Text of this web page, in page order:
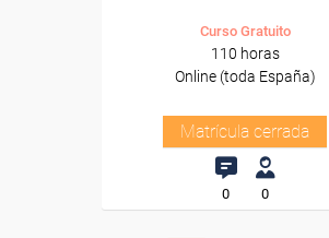
Curso Gratuito
110 horas
Online (toda España)
Matrícula cerrada
0 0